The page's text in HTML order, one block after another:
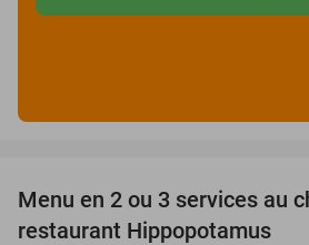
Menu en 2 ou 3 services au
restaurant Hippopotamus